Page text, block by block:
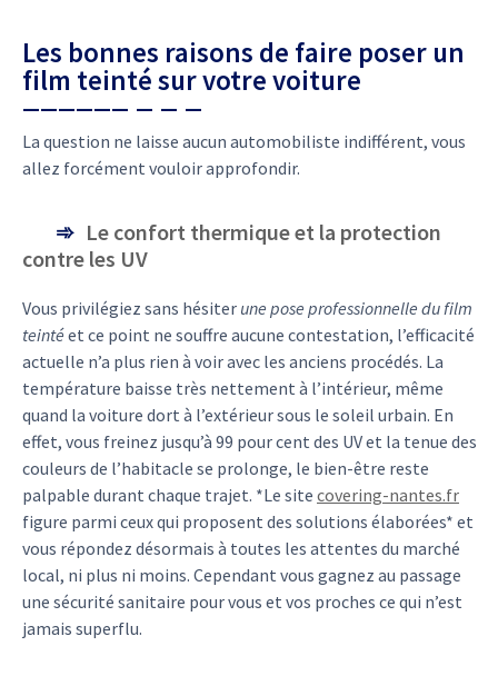
Les bonnes raisons de faire poser un
film teinté sur votre voiture
La question ne laisse aucun automobiliste indifférent, vous
allez forcément vouloir approfondir.
Le confort thermique et la protection
contre les UV
Vous privilégiez sans hésiter une pose professionnelle du film
teintéet ce point ne souffre aucune contestation, l’efficacité
actuelle n’a plus rien à voir avec les anciens procédés. La
température baisse très nettement à l’intérieur, même
quand la voiture dort à l’extérieur sous le soleil urbain. En
effet, vous freinez jusqu’à 99 pour cent des UV et la tenue des
couleurs de l’habitacle se prolonge, le bien-être reste
palpable durant chaque trajet. *Le site covering-nantes.fr
figure parmi ceux qui proposent des solutions élaborées* et
vous répondez désormais à toutes les attentes du marché
local, ni plus ni moins. Cependant vous gagnez au passage
une sécurité sanitaire pour vous et vos proches ce qui n’est
jamais superflu.